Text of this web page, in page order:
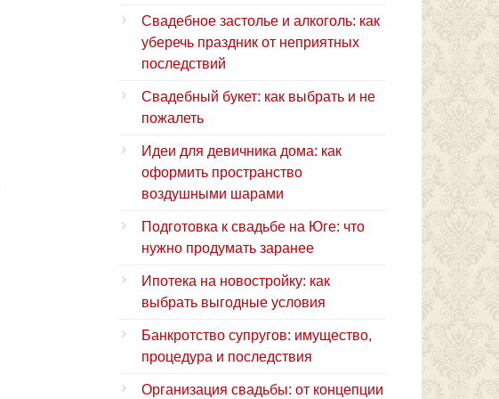
Свадебное застолье и алкоголь: как
уберечь праздник от неприятных
последствий
Свадебный букет: как выбрать и не
пожалеть
Идеи для девичника дома: как
оформить пространство
воздушными шарами
Подготовка к свадьбе на Юге: что
нужно продумать заранее
Ипотека на новостройку: как
выбрать выгодные условия
Банкротство супругов: имущество,
процедура и последствия
Организация свадьбы: от концепции